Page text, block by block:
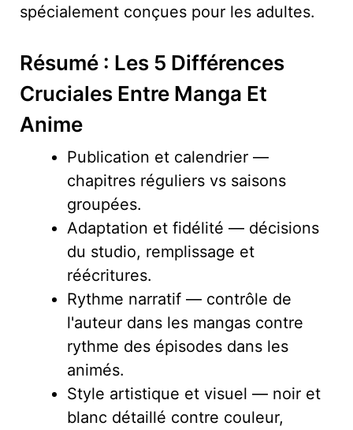
spécialement conçues pour les adultes.
Résumé : Les 5 Différences
Cruciales Entre Manga Et
Anime
Publication et calendrier —
chapitres réguliers vs saisons
groupées.
Adaptation et fidélité — décisions
du studio, remplissage et
réécritures.
Rythme narratif — contrôle de
l'auteur dans les mangas contre
rythme des épisodes dans les
animés.
Style artistique et visuel — noir et
blanc détaillé contre couleur,